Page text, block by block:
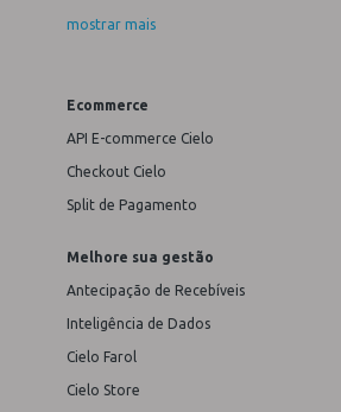
mostrar mais
Ecommerce
API E-commerce Cielo
Checkout Cielo
Split de Pagamento
Melhore sua gestão
Antecipação de Recebíveis
Inteligência de Dados
Cielo Farol
Cielo Store